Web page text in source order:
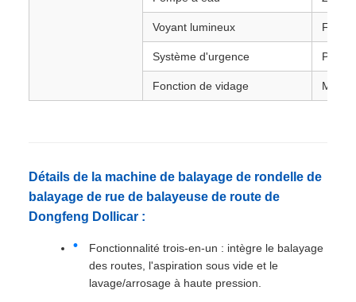
Voyant lumineux
Système d'urgence
Fonction de vidage
Détails de la machine de balayage de rondelle de
balayage de rue de balayeuse de route de
Dongfeng Dollicar :
Fonctionnalité trois-en-un : intègre le balayage
des routes, l'aspiration sous vide et le
lavage/arrosage à haute pression.